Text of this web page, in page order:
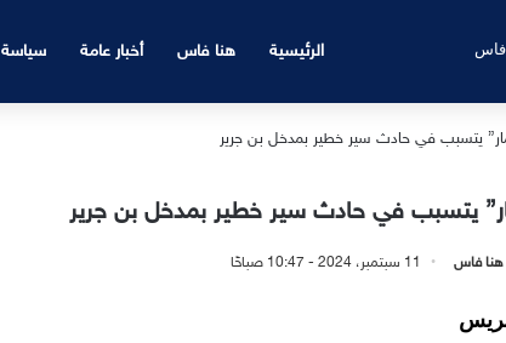
الرئيسية هنا فاس أخبار عامة سياسة
يتسبب في حادث سير خطير بمدخل بن جرير
هنا فاس 11 سبتمبر، 2024 - 10:47 صباحًا